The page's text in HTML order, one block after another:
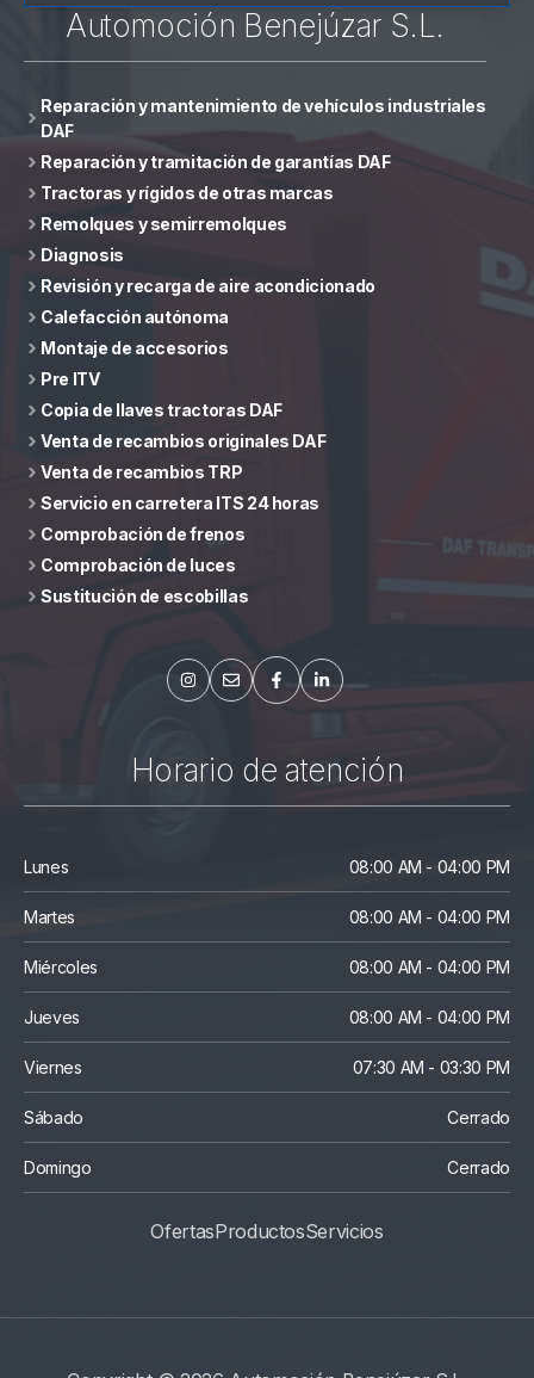
Automoción Benejúzar S.L.
Reparación y mantenimiento de vehículos industriales
DAF
Reparación y tramitación de garantías DAF
Tractoras y rígidos de otras marcas
Remolques y semirremolques
Diagnosis
Revisión y recarga de aire acondicionado
Calefacción autónoma
Montaje de accesorios
Pre ITV
Copia de llaves tractoras DAF
Venta de recambios originales DAF
Venta de recambios TRP
Servicio en carretera ITS 24 horas
Comprobación de frenos
Comprobación de luces
Sustitución de escobillas
Horario de atención
Lunes 08:00 AM - 04:00 PM
Martes 08:00 AM - 04:00 PM
Miércoles 08:00 AM - 04:00 PM
Jueves 08:00 AM - 04:00 PM
Viernes 07:30 AM - 03:30 PM
Sábado Cerrado
Domingo Cerrado
OfertasProductosSErvicios